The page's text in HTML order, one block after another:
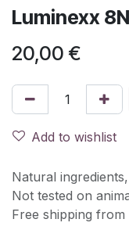
Luminexx
20,00 €
Add to wishlist
Natural
Not tested on
Free shipping from